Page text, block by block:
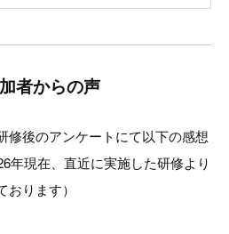
者からの声
修後のアンケートにて以下の感想
年現在、直近に実施した研修より
ります）